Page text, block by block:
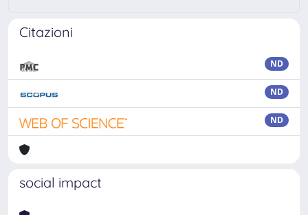
Citazioni
ND
ND
ND
social impact